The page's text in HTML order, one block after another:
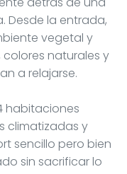
Desde la entrada,
vegetal y
naturales y
a relajarse.
habitaciones
climatizadas y
sencillo pero bien
sin sacrificar lo